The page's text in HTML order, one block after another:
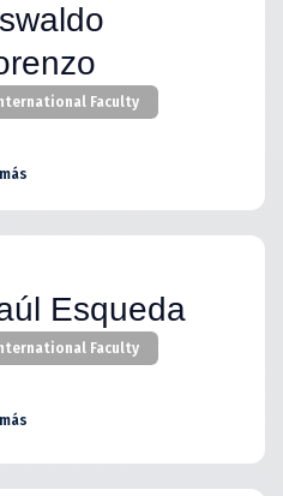
Faculty
Esqueda
Faculty